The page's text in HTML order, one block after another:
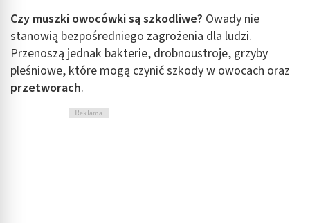
Czy muszki owocówki są szkodliwe? Owady nie
stanowią bezpośredniego zagrożenia dla ludzi.
Przenoszą jednak bakterie, drobnoustroje, grzyby
pleśniowe, które mogą czynić szkody w owocach oraz
przetworach.
Reklama